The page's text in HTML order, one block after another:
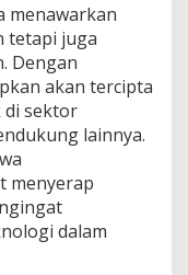
menawarkan
tetapi juga
Dengan
akan tercipta
di sektor
lainnya.
menyerap
dalam